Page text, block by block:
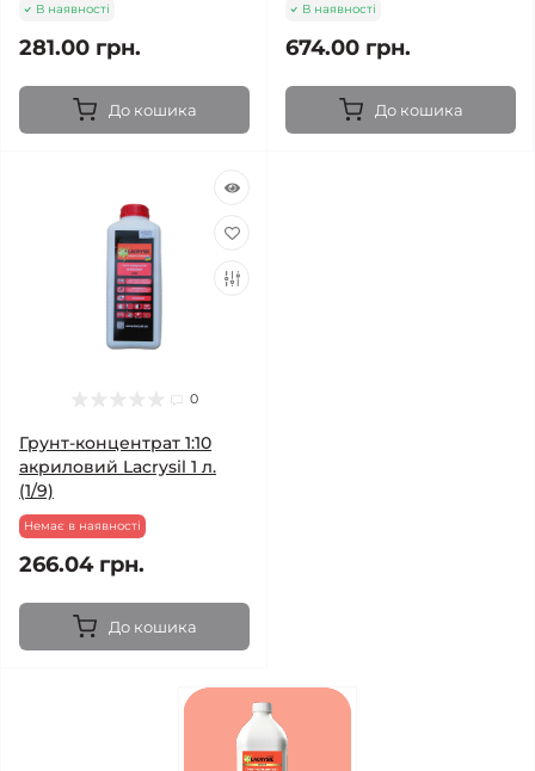
В наявності
281.00 грн.
До кошика
В наявності
674.00 грн.
До кошика
0
Грунт-концентрат 1:10
акриловий Lacrysil 1 л.
(1/9)
Немає в наявності
266.04 грн.
До кошика